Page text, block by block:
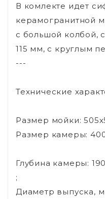
В комлекте идет
керамогранитной
с большой колбой,
115 мм, с круглым
---
Технические
Размер мойки:
Размер камеры:
Глубина камеры:
;
Диаметр выпуска,